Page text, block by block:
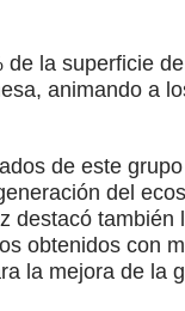
de la superficie de
animando a
de este grupo
del
destacó también
obtenidos con
la mejora de la